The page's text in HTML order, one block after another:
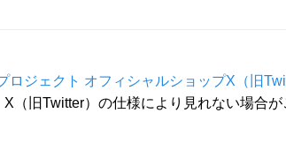
ジェクト オフィシャルショップX（旧
（旧Twitter）の仕様により見れない場合